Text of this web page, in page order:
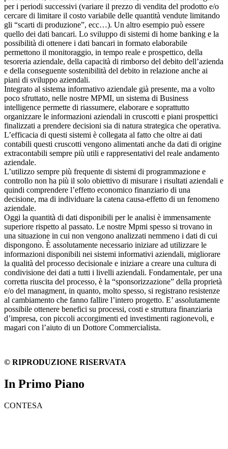
per i periodi successivi (variare il prezzo di vendita del prodotto e/o
cercare di limitare il costo variabile delle quantità vendute limitando
gli “scarti di produzione”, ecc…). Un altro esempio può essere
quello dei dati bancari. Lo sviluppo di sistemi di home banking e la
possibilità di ottenere i dati bancari in formato elaborabile
permettono il monitoraggio, in tempo reale e prospettico, della
tesoreria aziendale, della capacità di rimborso del debito dell’azienda
e della conseguente sostenibilità del debito in relazione anche ai
piani di sviluppo aziendali.
Integrato al sistema informativo aziendale già presente, ma a volto
poco sfruttato, nelle nostre MPMI, un sistema di Business
intelligence permette di riassumere, elaborare e soprattutto
organizzare le informazioni aziendali in cruscotti e piani prospettici
finalizzati a prendere decisioni sia di natura strategica che operativa.
L’efficacia di questi sistemi è collegata al fatto che oltre ai dati
contabili questi cruscotti vengono alimentati anche da dati di origine
extracontabili sempre più utili e rappresentativi del reale andamento
aziendale.
L’utilizzo sempre più frequente di sistemi di programmazione e
controllo non ha più il solo obiettivo di misurare i risultati aziendali e
quindi comprendere l’effetto economico finanziario di una
decisione, ma di individuare la catena causa-effetto di un fenomeno
aziendale.
Oggi la quantità di dati disponibili per le analisi è immensamente
superiore rispetto al passato. Le nostre Mpmi spesso si trovano in
una situazione in cui non vengono analizzati nemmeno i dati di cui
dispongono. È assolutamente necessario iniziare ad utilizzare le
informazioni disponibili nei sistemi informativi aziendali, migliorare
la qualità del processo decisionale e iniziare a creare una cultura di
condivisione dei dati a tutti i livelli aziendali. Fondamentale, per una
corretta riuscita del processo, è la “sponsorizzazione” della proprietà
e/o del managment, in quanto, molto spesso, si registrano resistenze
al cambiamento che fanno fallire l’intero progetto. E’ assolutamente
possibile ottenere benefici su processi, costi e struttura finanziaria
d’impresa, con piccoli accorgimenti ed investimenti ragionevoli, e
magari con l’aiuto di un Dottore Commercialista.
© RIPRODUZIONE RISERVATA
In Primo Piano
CONTESA